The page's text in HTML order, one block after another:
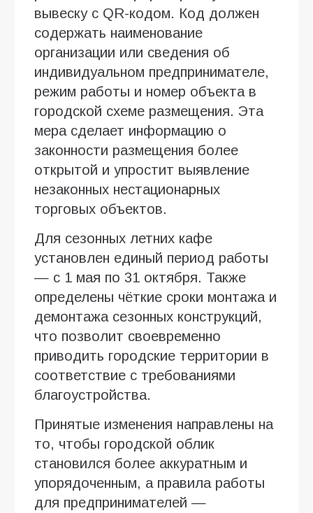
вывеску с QR-кодом. Код должен
содержать наименование
организации или сведения об
индивидуальном предпринимателе,
режим работы и номер объекта в
городской схеме размещения. Эта
мера сделает информацию о
законности размещения более
открытой и упростит выявление
незаконных нестационарных
торговых объектов.
Для сезонных летних кафе
установлен единый период работы
— с 1 мая по 31 октября. Также
определены чёткие сроки монтажа и
демонтажа сезонных конструкций,
что позволит своевременно
приводить городские территории в
соответствие с требованиями
благоустройства.
Принятые изменения направлены на
то, чтобы городской облик
становился более аккуратным и
упорядоченным, а правила работы
для предпринимателей —